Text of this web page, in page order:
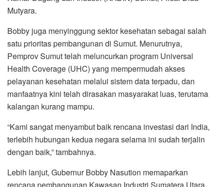
Mutyara.
Bobby juga menyinggung sektor kesehatan sebagai salah
satu prioritas pembangunan di Sumut. Menurutnya,
Pemprov Sumut telah meluncurkan program Universal
Health Coverage (UHC) yang mempermudah akses
pelayanan kesehatan melalui sistem data terpadu, dan
manfaatnya kini telah dirasakan masyarakat luas, terutama
kalangan kurang mampu.
“Kami sangat menyambut baik rencana investasi dari India,
terlebih hubungan kedua negara selama ini sudah terjalin
dengan baik,” tambahnya.
Lebih lanjut, Gubernur Bobby Nasution memaparkan
rencana pembangunan Kawasan Industri Sumatera Utara